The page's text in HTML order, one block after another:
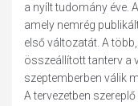
a nyílt tudomány éve.
amely nemrég
első változatát. A
összeállított tanterv a
szeptemberben válik
A tervezetben